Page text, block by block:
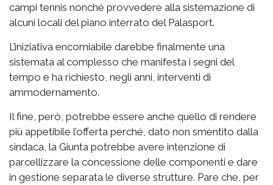
campi tennis nonché provvedere alla sistemazione di
alcuni locali del piano interrato del Palasport.
L’iniziativa encomiabile darebbe finalmente una
sistemata al complesso che manifesta i segni del
tempo e ha richiesto, negli anni, interventi di
ammodernamento.
Il fine, però, potrebbe essere anche quello di rendere
più appetibile l’offerta perché, dato non smentito dalla
sindaca, la Giunta potrebbe avere intenzione di
parcellizzare la concessione delle componenti e dare
in gestione separata le diverse strutture. Pare che, per